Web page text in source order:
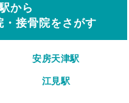
から
接骨院をさがす
安房天津駅
江見駅